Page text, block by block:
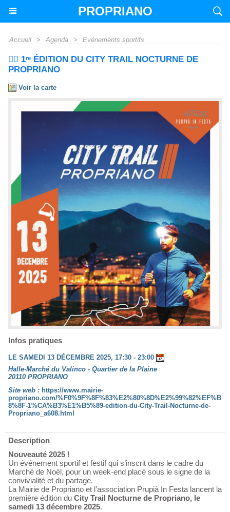
PROPRIANO
Accueil > Agenda > Evénements sportifs
🏃‍♂️ 1ʳᵉ ÉDITION DU CITY TRAIL NOCTURNE DE
PROPRIANO
Voir la carte
Infos pratiques
LE SAMEDI 13 DÉCEMBRE 2025, 17:30 - 23:00
Halle-Marché du Valinco - Quartier de la Plaine
20110 PROPRIANO
Site web : https://www.mairie-
propriano.com/%F0%9F%8F%83%E2%80%8D%E2%99%82%EF%B
8%8F-1%CA%B3%E1%B5%89-edition-du-City-Trail-Nocturne-de-
Propriano_a608.html
Description
Nouveauté 2025 !
Un événement sportif et festif qui s’inscrit dans le cadre du
Marché de Noël, pour un week-end placé sous le signe de la
convivialité et du partage.
La Mairie de Propriano et l’association Prupià In Festa lancent la
première édition du City Trail Nocturne de Propriano, le
samedi 13 décembre 2025.